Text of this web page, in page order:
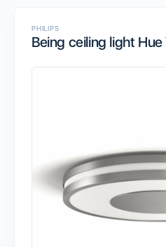
PHILIPS
Being ceiling light